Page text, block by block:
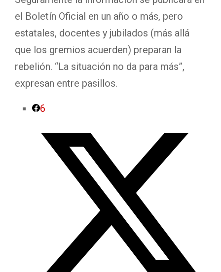
el Boletín Oficial en un año o más, pero
estatales, docentes y jubilados (más allá
que los gremios acuerden) preparan la
rebelión. “La situación no da para más”,
expresan entre pasillos.
6